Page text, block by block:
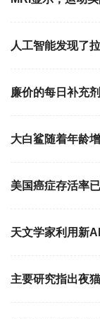
人工智能发现了
廉价的每日补充
大白鲨随着年龄
美国癌症存活率
天文学家利用新
主要研究指出夜